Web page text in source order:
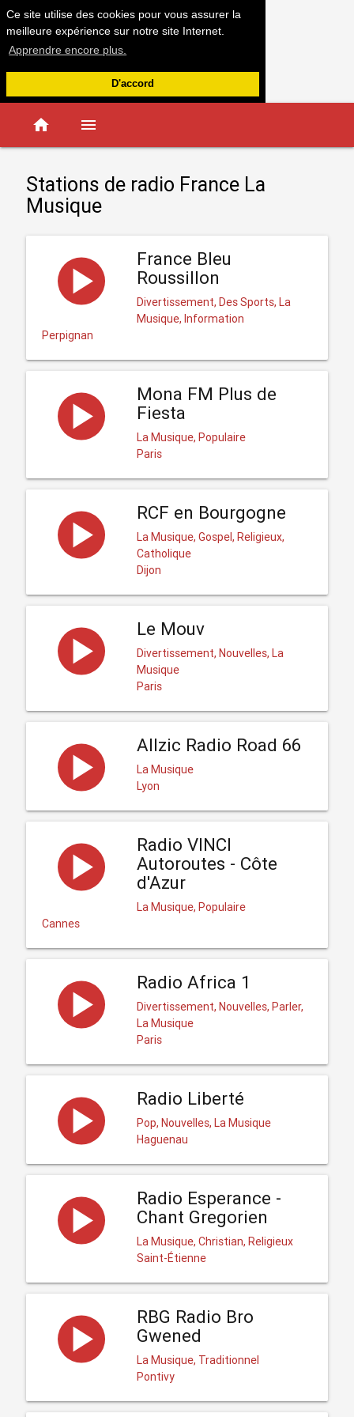
Ce site utilise des cookies pour vous assurer la
meilleure expérience sur notre site Internet.
Apprendre encore plus.
D'accord
home menu
Stations de radio France La
Musique
France Bleu
Roussillon
Divertissement, Des Sports, La
Musique, Information
Perpignan
Mona FM Plus de
Fiesta
La Musique, Populaire
Paris
RCF en Bourgogne
La Musique, Gospel, Religieux,
Catholique
Dijon
Le Mouv
Divertissement, Nouvelles, La
Musique
Paris
Allzic Radio Road 66
La Musique
Lyon
Radio VINCI
Autoroutes - Côte
d'Azur
La Musique, Populaire
Cannes
Radio Africa 1
Divertissement, Nouvelles, Parler,
La Musique
Paris
Radio Liberté
Pop, Nouvelles, La Musique
Haguenau
Radio Esperance -
Chant Gregorien
La Musique, Christian, Religieux
Saint-Étienne
RBG Radio Bro
Gwened
La Musique, Traditionnel
Pontivy